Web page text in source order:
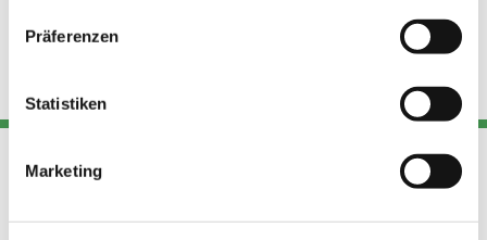
Präferenzen
Statistiken
Marketing
Adresse
Kont
Links